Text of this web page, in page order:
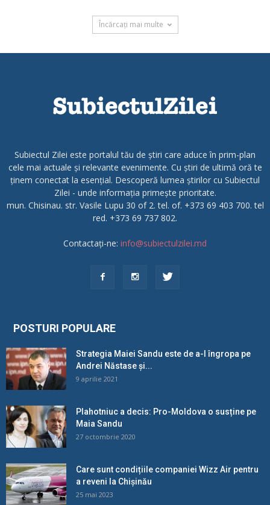
Încărcați mai multe
Subiectul Zilei este portalul tău de știri care aduce în prim-plan
cele mai actuale și relevante evenimente. Cu știri de ultimă oră te
ținem conectat la esențial. Descoperă lumea știrilor cu Subiectul
Zilei - unde informația primește prioritate.
mun. Chisinau. str. Vasile Lupu 30 of 2. tel. of. +373 69 403 700. tel
red. +373 69 737 802.
Contactați-ne: info@subiectulzilei.md
POSTURI POPULARE
Strategia Maiei Sandu este de a-l îngropa pe
Andrei Năstase și...
9 aprilie 2021
Plahotniuc a decis: Pro-Moldova o susține pe
Maia Sandu
27 octombrie 2020
Care sunt condițiile companiei Wizz Air pentru
a reveni la Chișinău
25 mai 2023